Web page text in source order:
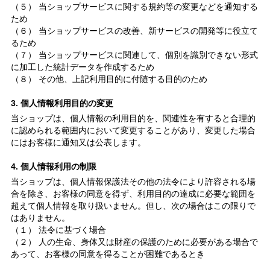
（５） 当ショップサービスに関する規約等の変更などを通知する
ため
（６） 当ショップサービスの改善、新サービスの開発等に役立て
るため
（７） 当ショップサービスに関連して、個別を識別できない形式
に加工した統計データを作成するため
（８） その他、上記利用目的に付随する目的のため
3. 個人情報利用目的の変更
当ショップは、個人情報の利用目的を、関連性を有すると合理的
に認められる範囲内において変更することがあり、変更した場合
にはお客様に通知又は公表します。
4. 個人情報利用の制限
当ショップは、個人情報保護法その他の法令により許容される場
合を除き、お客様の同意を得ず、利用目的の達成に必要な範囲を
超えて個人情報を取り扱いません。但し、次の場合はこの限りで
はありません。
（１） 法令に基づく場合
（２） 人の生命、身体又は財産の保護のために必要がある場合で
あって、お客様の同意を得ることが困難であるとき